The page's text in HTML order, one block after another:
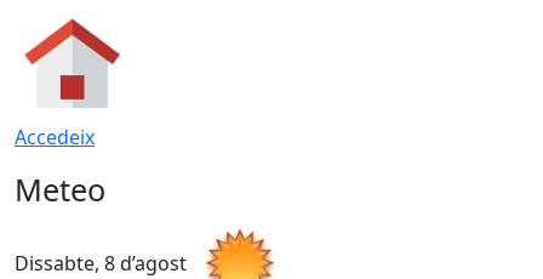
Accedeix
Meteo
Dissabte, 8 d’agost